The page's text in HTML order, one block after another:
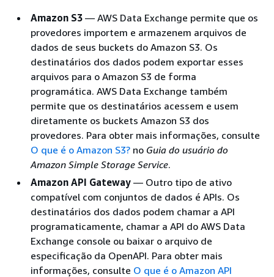
Amazon S3 — AWS Data Exchange permite que os
provedores importem e armazenem arquivos de
dados de seus buckets do Amazon S3. Os
destinatários dos dados podem exportar esses
arquivos para o Amazon S3 de forma
programática. AWS Data Exchange também
permite que os destinatários acessem e usem
diretamente os buckets Amazon S3 dos
provedores. Para obter mais informações, consulte
O que é o Amazon S3? no Guia do usuário do
Amazon Simple Storage Service.
Amazon API Gateway — Outro tipo de ativo
compatível com conjuntos de dados é APIs. Os
destinatários dos dados podem chamar a API
programaticamente, chamar a API do AWS Data
Exchange console ou baixar o arquivo de
especificação da OpenAPI. Para obter mais
informações, consulte O que é o Amazon API